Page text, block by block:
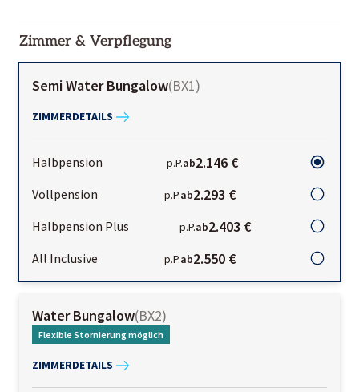
01-02
Zimmer & Verpflegung
Semi Water Bungalow(BX1)
ZIMMERDETAILS
Halbpension p.P.ab2.146 €
Vollpension p.P.ab2.293 €
Halbpension Plus p.P.ab2.403 €
All Inclusive p.P.ab2.550 €
Water Bungalow(BX2)
Flexible Stornierung möglich
ZIMMERDETAILS